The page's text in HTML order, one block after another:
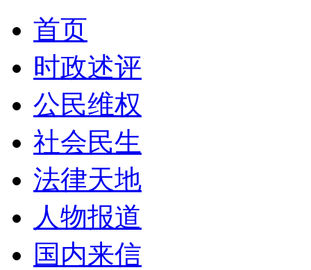
首页
时政述评
公民维权
社会民生
法律天地
人物报道
国内来信